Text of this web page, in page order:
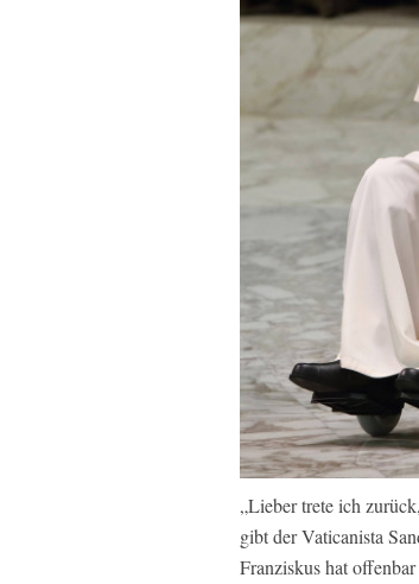
„Lieber trete ich
gibt der Vaticanista
Franziskus hat